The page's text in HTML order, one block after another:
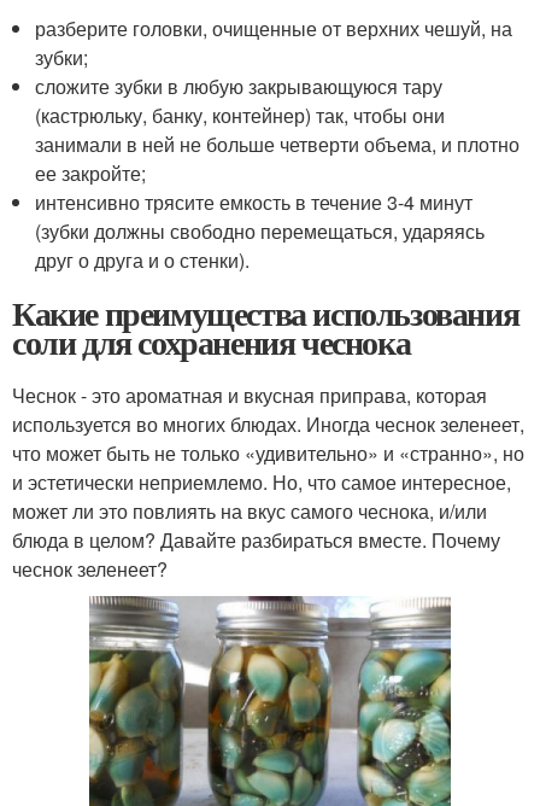
разберите головки, очищенные от верхних чешуй, на
зубки;
сложите зубки в любую закрывающуюся тару
(кастрюльку, банку, контейнер) так, чтобы они
занимали в ней не больше четверти объема, и плотно
ее закройте;
интенсивно трясите емкость в течение 3-4 минут
(зубки должны свободно перемещаться, ударяясь
друг о друга и о стенки).
Какие преимущества использования
соли для сохранения чеснока
Чеснок - это ароматная и вкусная приправа, которая
используется во многих блюдах. Иногда чеснок зеленеет,
что может быть не только «удивительно» и «странно», но
и эстетически неприемлемо. Но, что самое интересное,
может ли это повлиять на вкус самого чеснока, и/или
блюда в целом? Давайте разбираться вместе. Почему
чеснок зеленеет?